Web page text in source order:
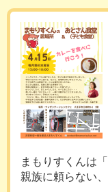
まもりすくんは
親族に頼らない